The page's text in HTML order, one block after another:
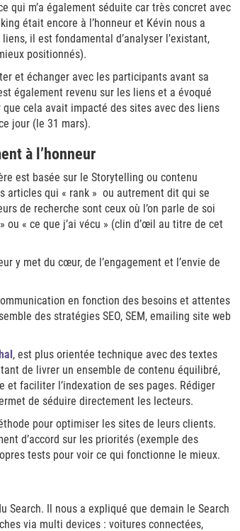
qui m’a également séduite car très concret avec
était encore à l’honneur et Kévin nous a
il est fondamental d’analyser l’existant,
positionnés).
et échanger avec les participants avant sa
également revenu sur les liens et a évoqué
cela avait impacté des sites avec des liens
jour (le 31 mars).
à l’honneur
est basée sur le Storytelling ou contenu
articles qui « rank » ou autrement dit qui se
de recherche sont ceux où l’on parle de soi
ou « ce que j’ai vécu » (clin d’œil au titre de cet
y met du cœur, de l’engagement et l’envie de
en fonction des besoins et attentes
des stratégies SEO, SEM, emailing site web
, est plus orientée technique avec des textes
de livrer un ensemble de contenu équilibré,
et faciliter l’indexation de ses pages. Rédiger
de séduire directement les lecteurs.
pour optimiser les sites de leurs clients.
d’accord sur les priorités (exemple des
tests pour voir ce qui fonctionne le mieux.
Search. Il nous a expliqué que demain le Search
via multi devices : voitures connectées,